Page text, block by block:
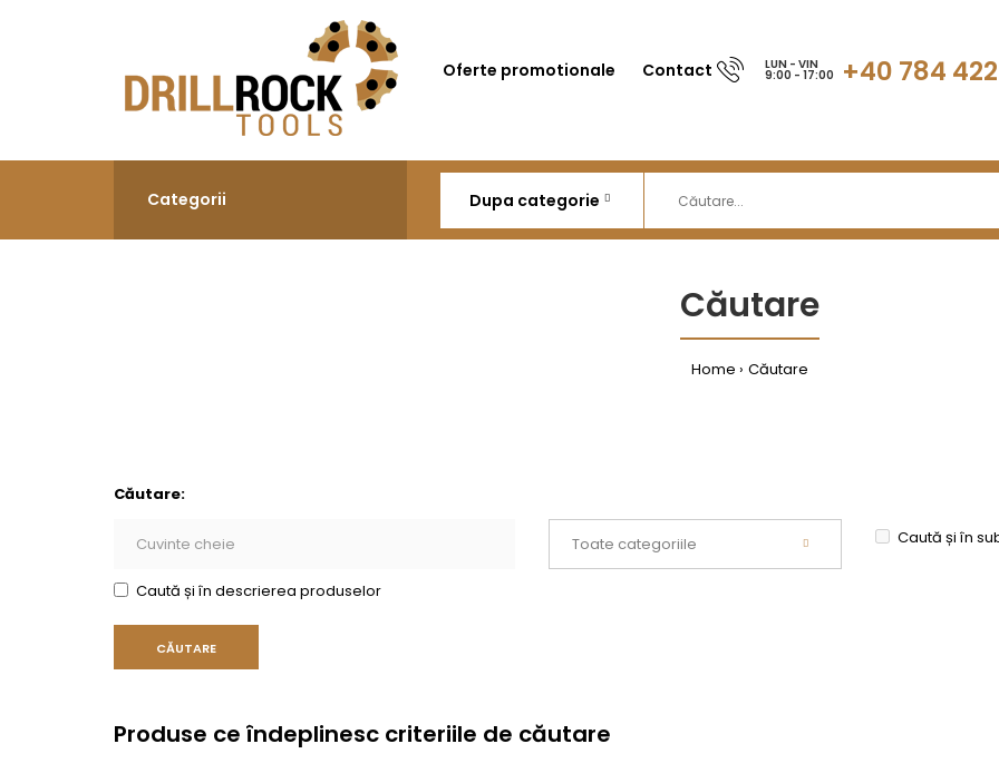
Oferte promotionale Contact LUN - VIN
9:00 - 17:00 +40 784
Categorii
Căutare
Home Căutare
Căutare:
Caută și în
Caută și în descrierea produselor
Produse ce îndeplinesc criteriile de căutare